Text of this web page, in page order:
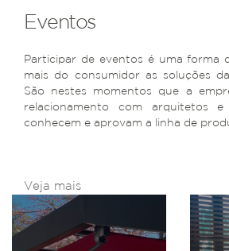
Eventos
Participar de eventos é uma forma
mais do consumidor as soluções da
São nestes momentos que a
relacionamento com arquitetos
conhecem e aprovam a linha de
Veja mais